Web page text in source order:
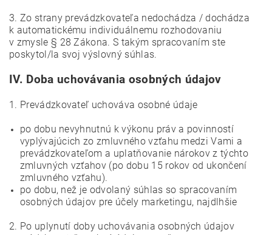
3. Zo strany prevádzkovateľa nedochádza / dochádza
k automatickému individuálnemu rozhodovaniu
v zmysle § 28 Zákona. S takým spracovaním ste
poskytol/la svoj výslovný súhlas.
IV. Doba uchovávania osobných údajov
1. Prevádzkovateľ uchováva osobné údaje
po dobu nevyhnutnú k výkonu práv a povinností
vyplývajúcich zo zmluvného vzťahu medzi Vami a
prevádzkovateľom a uplatňovanie nárokov z týchto
zmluvných vzťahov (po dobu 15 rokov od ukončení
zmluvného vzťahu).
po dobu, než je odvolaný súhlas so spracovaním
osobných údajov pre účely marketingu, najdlhšie
2. Po uplynutí doby uchovávania osobných údajov